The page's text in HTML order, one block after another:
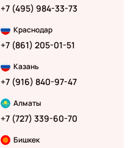
+7 (495) 984-33-73
Краснодар
+7 (861) 205-01-51
Казань
+7 (916) 840-97-47
Алматы
+7 (727) 339-60-70
Бишкек